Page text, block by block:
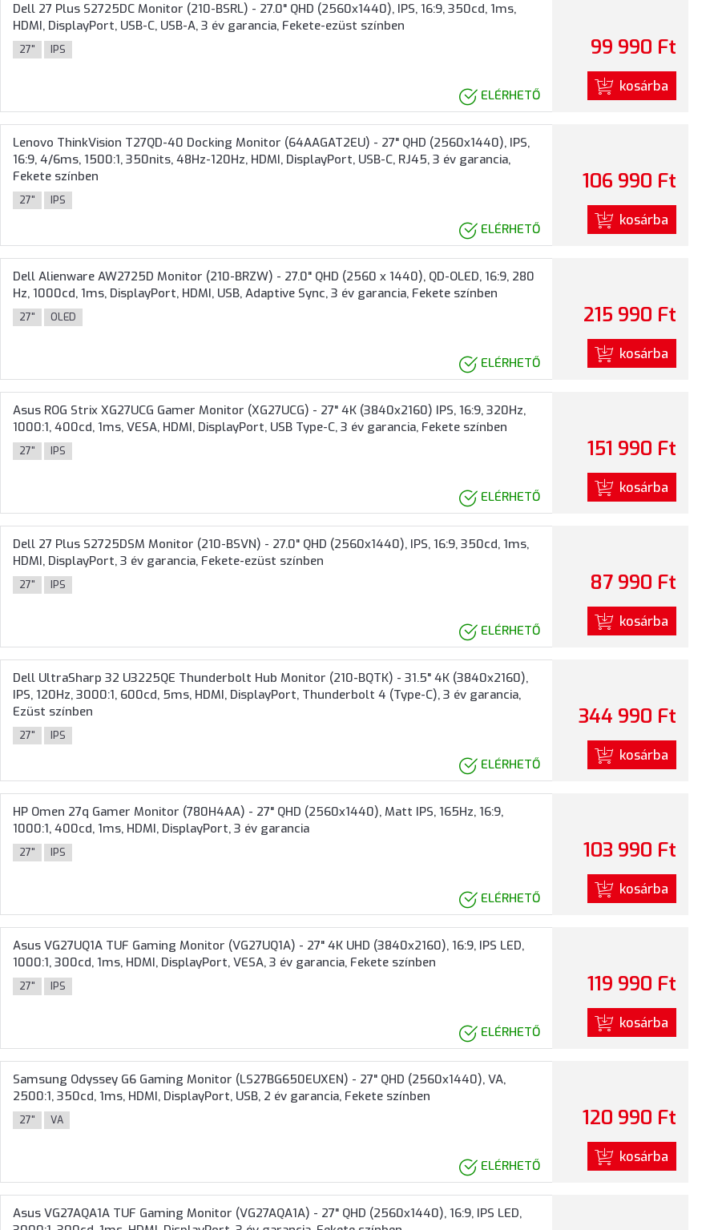
Dell 27 Plus S2725DC Monitor (210-BSRL) - 27.0" QHD (2560x1440), IPS, 16:9, 350cd, 1ms,
HDMI, DisplayPort, USB-C, USB-A, 3 év garancia, Fekete-ezüst színben
27" IPS
ELÉRHETŐ
99 990 Ft
kosárba
Lenovo ThinkVision T27QD-40 Docking Monitor (64AAGAT2EU) - 27" QHD (2560x1440), IPS,
16:9, 4/6ms, 1500:1, 350nits, 48Hz-120Hz, HDMI, DisplayPort, USB-C, RJ45, 3 év garancia,
Fekete színben
27" IPS
ELÉRHETŐ
106 990 Ft
kosárba
Dell Alienware AW2725D Monitor (210-BRZW) - 27.0" QHD (2560 x 1440), QD-OLED, 16:9, 280
Hz, 1000cd, 1ms, DisplayPort, HDMI, USB, Adaptive Sync, 3 év garancia, Fekete színben
27" OLED
ELÉRHETŐ
215 990 Ft
kosárba
Asus ROG Strix XG27UCG Gamer Monitor (XG27UCG) - 27" 4K (3840x2160) IPS, 16:9, 320Hz,
1000:1, 400cd, 1ms, VESA, HDMI, DisplayPort, USB Type-C, 3 év garancia, Fekete színben
27" IPS
ELÉRHETŐ
151 990 Ft
kosárba
Dell 27 Plus S2725DSM Monitor (210-BSVN) - 27.0" QHD (2560x1440), IPS, 16:9, 350cd, 1ms,
HDMI, DisplayPort, 3 év garancia, Fekete-ezüst színben
27" IPS
ELÉRHETŐ
87 990 Ft
kosárba
Dell UltraSharp 32 U3225QE Thunderbolt Hub Monitor (210-BQTK) - 31.5" 4K (3840x2160),
IPS, 120Hz, 3000:1, 600cd, 5ms, HDMI, DisplayPort, Thunderbolt 4 (Type-C), 3 év garancia,
Ezüst színben
27" IPS
ELÉRHETŐ
344 990 Ft
kosárba
HP Omen 27q Gamer Monitor (780H4AA) - 27" QHD (2560x1440), Matt IPS, 165Hz, 16:9,
1000:1, 400cd, 1ms, HDMI, DisplayPort, 3 év garancia
27" IPS
ELÉRHETŐ
103 990 Ft
kosárba
Asus VG27UQ1A TUF Gaming Monitor (VG27UQ1A) - 27" 4K UHD (3840x2160), 16:9, IPS LED,
1000:1, 300cd, 1ms, HDMI, DisplayPort, VESA, 3 év garancia, Fekete színben
27" IPS
ELÉRHETŐ
119 990 Ft
kosárba
Samsung Odyssey G6 Gaming Monitor (LS27BG650EUXEN) - 27" QHD (2560x1440), VA,
2500:1, 350cd, 1ms, HDMI, DisplayPort, USB, 2 év garancia, Fekete színben
27" VA
ELÉRHETŐ
120 990 Ft
kosárba
Asus VG27AQA1A TUF Gaming Monitor (VG27AQA1A) - 27" QHD (2560x1440), 16:9, IPS LED,